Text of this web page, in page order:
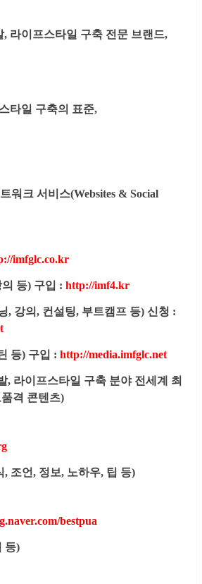
, 라이프스타일 구축 전문 브랜드,
타일 구축의 표준,
워크 서비스(Websites & Social
imfglc.co.kr
등) 구입 : http://imf4.kr
, 강의, 컨설팅, 부트캠프 등) 신청 :
등) 구입 : http://media.imfglc.net
, 라이프스타일 구축 분야 전세계 최
격 콘텐츠)
, 조언, 정보, 노하우, 팁 등)
bestpua
등)